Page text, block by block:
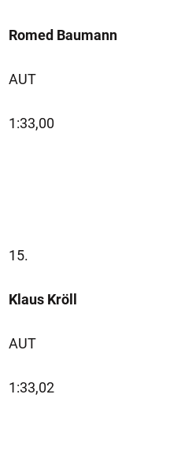
Romed Baumann
AUT
1:33,00
15.
Klaus Kröll
AUT
1:33,02